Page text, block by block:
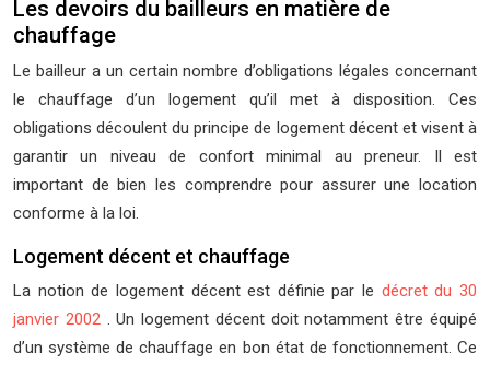
Les devoirs du bailleurs en matière de
chauffage
Le bailleur a un certain nombre d’obligations légales concernant
le chauffage d’un logement qu’il met à disposition. Ces
obligations découlent du principe de logement décent et visent à
garantir un niveau de confort minimal au preneur. Il est
important de bien les comprendre pour assurer une location
conforme à la loi.
Logement décent et chauffage
La notion de logement décent est définie par le décret du 30
janvier 2002 . Un logement décent doit notamment être équipé
d’un système de chauffage en bon état de fonctionnement. Ce